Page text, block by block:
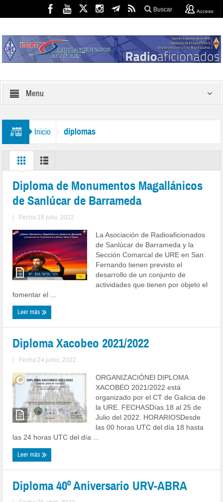
Buscar Acceso
Menu
Inicio diplomas
Diploma de Monumentos Magallánicos
de Sanlúcar de Barrameda
| Fecha:18 julio, 2022
La Asociación de Radioaficionados
de Sanlúcar de Barrameda y la
Sección Comarcal de URE en San
Fernando tienen previsto el
desarrollo de un conjunto de
actividades que tienen por objeto el
fomentar el ...
Leer más
Diploma Xacobeo 2021/2022
| Fecha:24 junio, 2022
ORGANIZACIÓNEl DIPLOMA
XACOBEO 2021/2022 está
organizado por el CT de Galicia de
la URE. FECHASDías 18 al 25 de
Julio del 2022. HORARIOSDesde
las 00 horas UTC del día 18 hasta
las 24 horas UTC del día ...
Leer más
Diploma 40º Aniversario URV-ABRA